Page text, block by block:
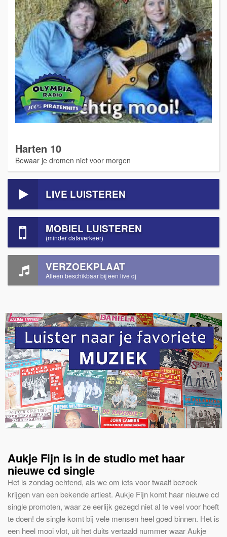
Harten 10
Bewaar je dromen niet voor morgen
LIVE LUISTEREN
MOBIEL LUISTEREN
(minder dataverkeer)
VERZOEKPLAAT
Alleen beschikbaar bij een live dj
Aukje Fijn is in de studio met haar
nieuwe cd single
Het is zondag ochtend, als we om iets voor twaalf bezoek
krijgen van een bekende artiest. Aukje Fijn komt haar nieuwe cd
single promoten, waar ze eerlijk gezegd niet al te veel voor hoeft
te doen! de single komt bij vele mensen heel goed binnen. Het is
een heel mooi vlot, uit het duits vertaald nummer waar Aukje